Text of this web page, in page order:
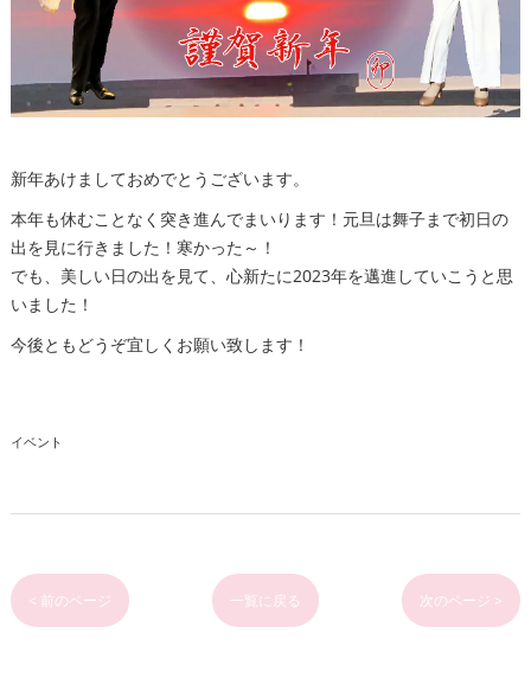
新年あけましておめでとうございます。
本年も休むことなく突き進んでまいります！元旦は舞子まで初日の
出を見に行きました！寒かった～！
でも、美しい日の出を見て、心新たに2023年を邁進していこうと思
いました！
今後ともどうぞ宜しくお願い致します！
イベント
< 前のページ 一覧に戻る 次のページ >